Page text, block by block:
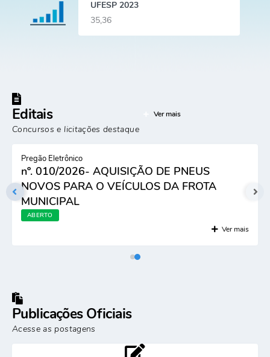
UFESP 2023
35,36
Editais
Concursos e licitações destaque
Ver mais
Pregão Eletrônico
nº. 010/2026- AQUISIÇÃO DE PNEUS
NOVOS PARA O VEÍCULOS DA FROTA
MUNICIPAL
ABERTO
Ver mais
Publicações Oficiais
Acesse as postagens